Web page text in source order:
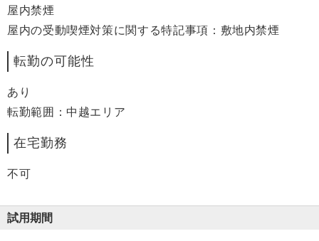
屋内禁煙
屋内の受動喫煙対策に関する特記事項：敷地内禁煙
転勤の可能性
あり
転勤範囲：中越エリア
在宅勤務
不可
試用期間